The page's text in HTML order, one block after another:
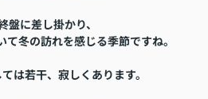
盤に差し掛かり、
冬の訪れを感じる季節ですね。
は若干、寂しくあります。